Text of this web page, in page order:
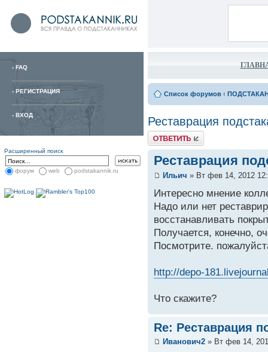
- FAQ
- РЕГИСТРАЦИЯ
- ВХОД
Расширенный поиск
форум web podstakannik.ru
Список форумов ‹
Реставрация
Реставрация
Ильич » Вт фев 14, 2012
Интересно мнение
Надо или нет
восстанавливать
Получается, конечно,
Посмотрите.
http://depo-
Что скажите?
Re: Реставрация
Иванович2 » Вт фев 14,